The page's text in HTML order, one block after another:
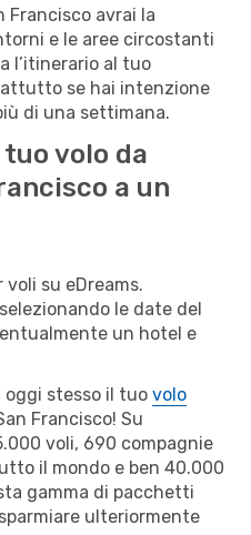
Francisco avrai la
e le aree circostanti
l’itinerario al tuo
se hai intenzione
di una settimana.
volo da
a un
su eDreams.
le date del
un hotel e
oggi stesso il tuo volo
Francisco! Su
voli, 690 compagnie
il mondo e ben 40.000
gamma di pacchetti
ulteriormente